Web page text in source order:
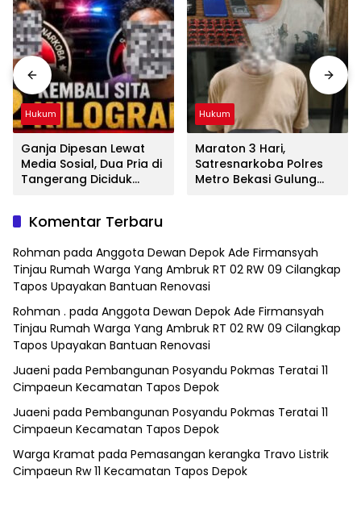
Hukum
Ganja Dipesan Lewat
Media Sosial, Dua Pria di
Tangerang Diciduk
Hukum
Maraton 3 Hari,
Satresnarkoba Polres
Metro Bekasi Gulung
Komentar Terbaru
Rohman pada Anggota Dewan Depok Ade Firmansyah
Tinjau Rumah Warga Yang Ambruk RT 02 RW 09 Cilangkap
Tapos Upayakan Bantuan Renovasi
Rohman . pada Anggota Dewan Depok Ade Firmansyah
Tinjau Rumah Warga Yang Ambruk RT 02 RW 09 Cilangkap
Tapos Upayakan Bantuan Renovasi
Juaeni pada Pembangunan Posyandu Pokmas Teratai 11
Cimpaeun Kecamatan Tapos Depok
Juaeni pada Pembangunan Posyandu Pokmas Teratai 11
Cimpaeun Kecamatan Tapos Depok
Warga Kramat pada Pemasangan kerangka Travo Listrik
Cimpaeun Rw 11 Kecamatan Tapos Depok